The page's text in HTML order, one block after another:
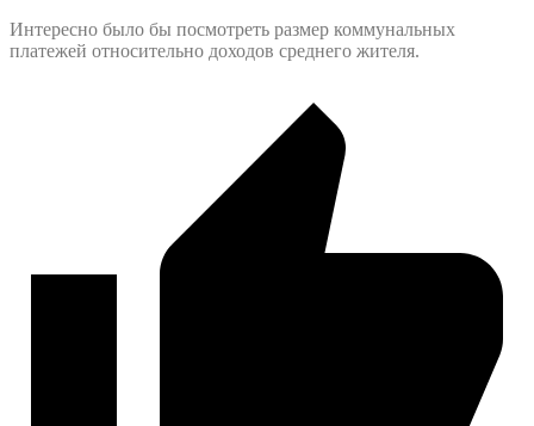
Интересно было бы посмотреть размер коммунальных
платежей относительно доходов среднего жителя.